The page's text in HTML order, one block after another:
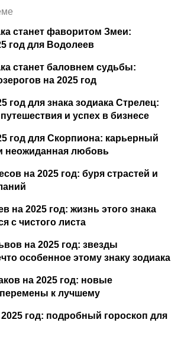
станет фаворитом Змеи:
год для Водолеев
станет баловнем судьбы:
на 2025 год
год для знака зодиака Стрелец:
и успех в бизнесе
год для Скорпиона: карьерный
неожиданная любовь
на 2025 год: буря страстей и
на 2025 год: жизнь этого знака
с чистого листа
на 2025 год: звезды
особенное этому знаку зодиака
на 2025 год: новые
к лучшему
год: подробный гороскоп для